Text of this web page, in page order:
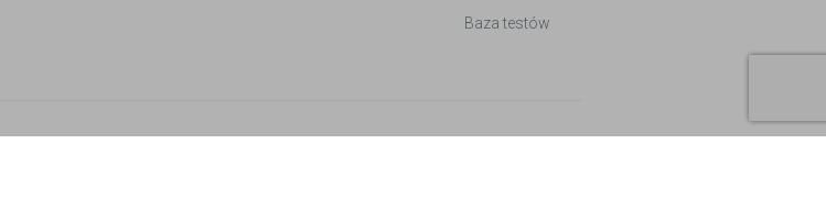
Baza testów